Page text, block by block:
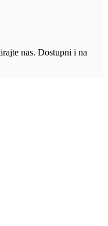
nas. Dostupni i na